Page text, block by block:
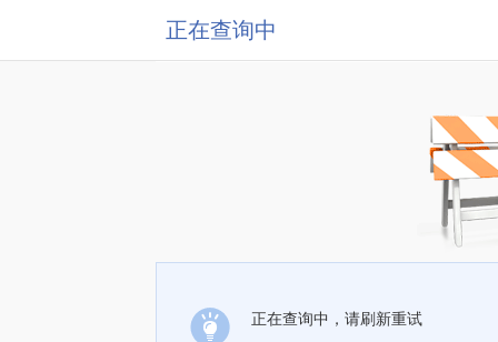
正在查询中
正在查询中，请刷新重试